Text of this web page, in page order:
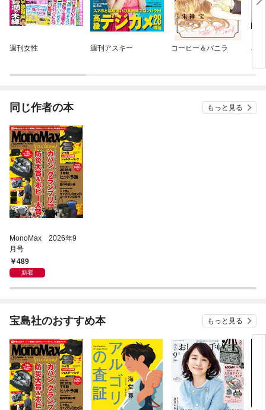
週刊女性 週刊アスキー コーヒー＆バニラ
同じ作者の本 もっと見る
MonoMax 2026年9
月号
489
新着
宝島社のおすすめ本 もっと見る